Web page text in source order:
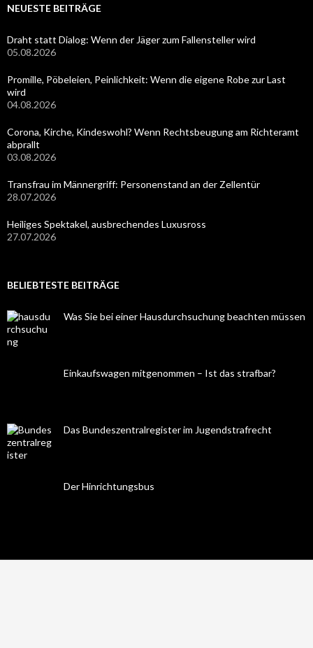
NEUESTE BEITRÄGE
Draht statt Dialog: Wenn der Jäger zum Fallensteller wird
05.08.2026
Promille, Pöbeleien, Peinlichkeit: Wenn die eigene Robe zur Last
wird
04.08.2026
Corona, Kirche, Kindeswohl? Wenn Rechtsbeugung am Richteramt
abprallt
03.08.2026
Transfrau im Männergriff: Personenstand an der Zellentür
28.07.2026
Heiliges Spektakel, ausbrechendes Luxusross
27.07.2026
BELIEBTESTE BEITRÄGE
Was Sie bei einer Hausdurchsuchung beachten müssen
Einkaufswagen mitgenommen – Ist das strafbar?
Das Bundeszentralregister im Jugendstrafrecht
Der Hinrichtungsbus